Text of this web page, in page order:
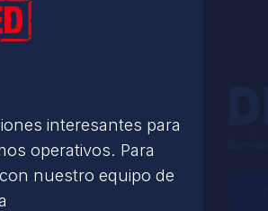
interesantes para
operativos. Para
nuestro equipo de